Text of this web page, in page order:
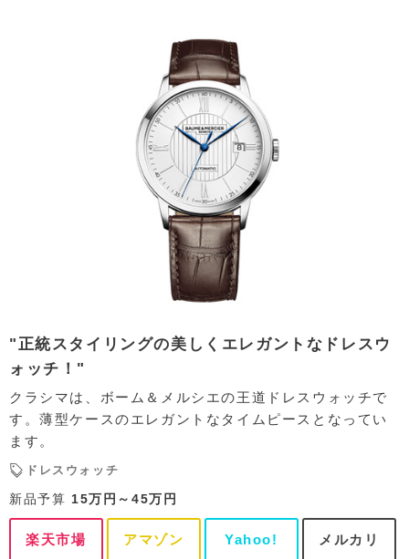
"正統スタイリングの美しくエレガントなドレスウ
ォッチ！"
クラシマは、ボーム＆メルシエの王道ドレスウォッチで
す。薄型ケースのエレガントなタイムピースとなってい
ます。
ドレスウォッチ
新品予算 15万円～45万円
楽天市場 アマゾン Yahoo! メルカリ